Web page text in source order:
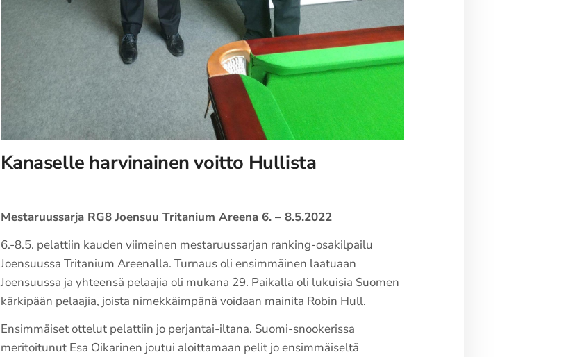
Kanaselle harvinainen voitto Hullista
Mestaruussarja RG8 Joensuu Tritanium Areena 6. – 8.5.2022
6.-8.5. pelattiin kauden viimeinen mestaruussarjan ranking-osakilpailu
Joensuussa Tritanium Areenalla. Turnaus oli ensimmäinen laatuaan
Joensuussa ja yhteensä pelaajia oli mukana 29. Paikalla oli lukuisia Suomen
kärkipään pelaajia, joista nimekkäimpänä voidaan mainita Robin Hull.
Ensimmäiset ottelut pelattiin jo perjantai-iltana. Suomi-snookerissa
meritoitunut Esa Oikarinen joutui aloittamaan pelit jo ensimmäiseltä